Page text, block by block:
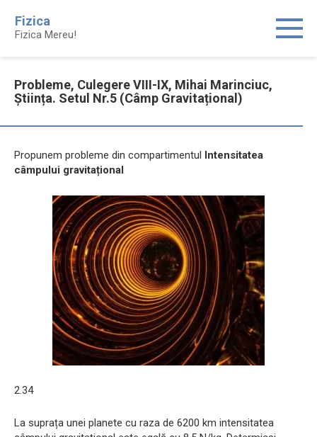
content
Fizica
Fizica Mereu!
Probleme, Culegere VIII-IX, Mihai Marinciuc,
Știința. Setul Nr.5 (Câmp Gravitațional)
Propunem probleme din compartimentul Intensitatea
câmpului gravitațional
2.34
La suprața unei planete cu raza de 6200 km intensitatea